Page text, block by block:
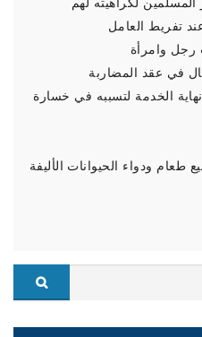
تفريط العامل
وامرأة
في عقد المضاربة
الخدمة لتسببه في خسارة
طعام ودواء الحيوانات الأليفة